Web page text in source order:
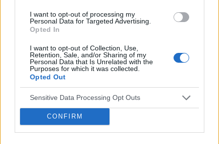
I want to opt-out of processing my
Personal Data for Targeted Advertising.
Opted In
I want to opt-out of Collection, Use,
Retention, Sale, and/or Sharing of my
Personal Data that Is Unrelated with the
Purposes for which it was collected.
Opted Out
Sensitive Data Processing Opt Outs
CONFIRM
1 LUTEGO 2024
Po co ten cały content
marketing?
Content marketing to strategia
promocyjna oparta na tworzeniu i